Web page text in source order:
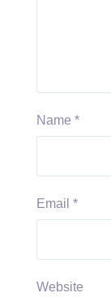
Name *
Email *
Website